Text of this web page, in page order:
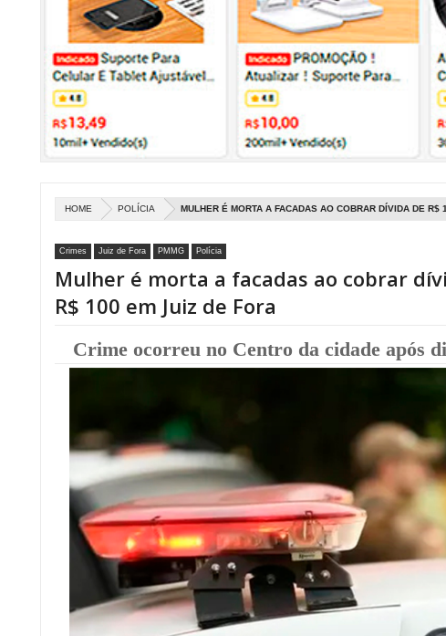
HOME POLÍCIA MULHER É MORTA A FACADAS AO COBRAR DÍVIDA DE R$
Crimes Juiz de Fora PMMG Polícia
Mulher é morta a facadas ao cobrar
R$ 100 em Juiz de Fora
Crime ocorreu no Centro da cidade após